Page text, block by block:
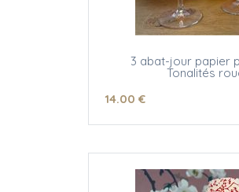
3 abat-jour papier
Tonalités
14.00 €